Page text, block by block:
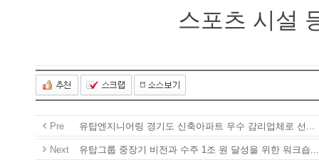
스포츠시설
Pre 유탑엔지니어링경기도신축아파트우수감리업체로선...
Next 유탑그룹중장기비전과수주1조원달성을위한워크숍...